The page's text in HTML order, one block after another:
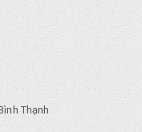
Thạnh